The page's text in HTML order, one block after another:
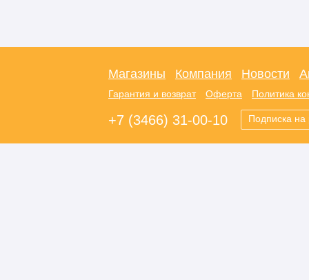
Магазины Компания Новости
Гарантия и возврат Оферта Политика
+7 (3466) 31-00-10 Подписка на